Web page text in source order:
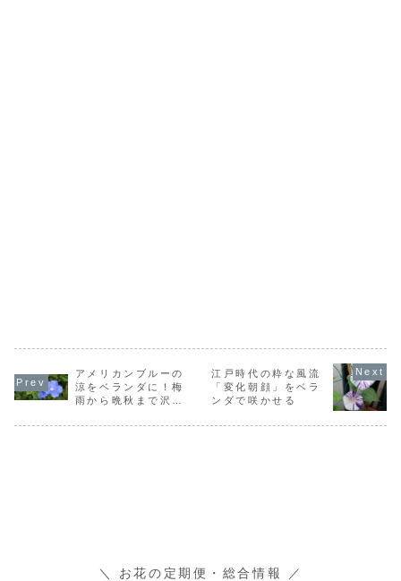
アメリカンブルーの
涼をベランダに！梅
雨から晩秋まで沢山
江戸時代の粋な風流
「変化朝顔」をベラ
ンダで咲かせる
＼ お花の定期便・総合情報 ／